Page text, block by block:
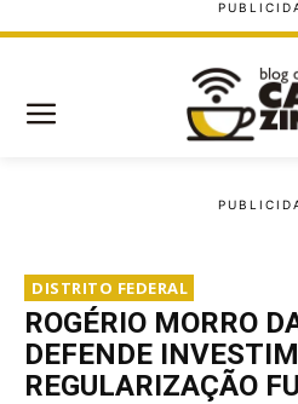
DISTRITO FEDERAL
ROGÉRIO MORRO
DEFENDE
REGULARIZAÇÃO